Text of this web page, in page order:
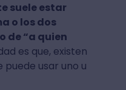
suele estar
o los dos
de “a quien
es que, existen
puede usar uno u